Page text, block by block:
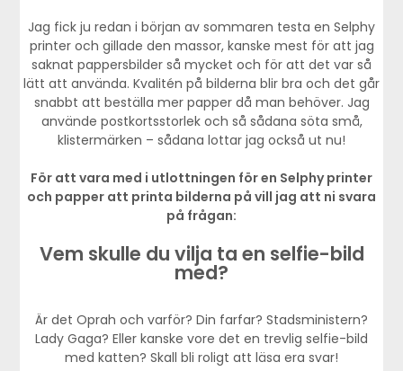
Jag fick ju redan i början av sommaren testa en Selphy
printer och gillade den massor, kanske mest för att jag
saknat pappersbilder så mycket och för att det var så
lätt att använda. Kvalitén på bilderna blir bra och det går
snabbt att beställa mer papper då man behöver. Jag
använde postkortsstorlek och så sådana söta små,
klistermärken – sådana lottar jag också ut nu!
För att vara med i utlottningen för en Selphy printer
och papper att printa bilderna på vill jag att ni svara
på frågan:
Vem skulle du vilja ta en selfie-bild
med?
Är det Oprah och varför? Din farfar? Stadsministern?
Lady Gaga? Eller kanske vore det en trevlig selfie-bild
med katten? Skall bli roligt att läsa era svar!